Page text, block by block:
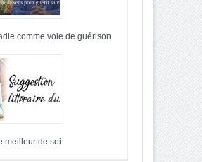
comme voie de guérison
meilleur de soi